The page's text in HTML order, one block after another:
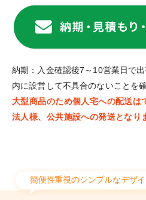
納期：入金確認後7～10営業日で
内に設営して不具合のないことを
大型商品のため個人宅への配送は
法人様、公共施設への発送となり
簡便性重視のシンプルなデザ